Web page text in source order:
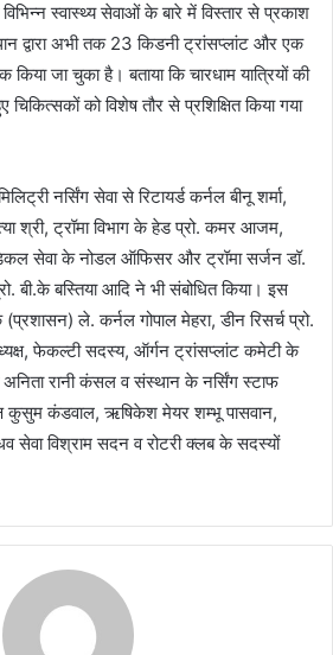
स्वास्थ्य सेवाओं के बारे में विस्तार से प्रकाश
द्वारा अभी तक 23 किडनी ट्रांसप्लांट और एक
किया जा चुका है। बताया कि चारधाम यात्रियों की
को विशेष तौर से प्रशिक्षित किया गया
नर्सिंग सेवा से रिटायर्ड कर्नल बीनू शर्मा,
श्री, ट्रॉमा विभाग के हेड प्रो. कमर आजम,
सेवा के नोडल ऑफिसर और ट्रॉमा सर्जन डॉ.
बी.के बस्तिया आदि ने भी संबोधित किया। इस
ले. कर्नल गोपाल मेहरा, डीन रिसर्च प्रो.
फेकल्टी सदस्य, ऑर्गन ट्रांसप्लांट कमेटी के
रानी कंसल व संस्थान के नर्सिंग स्टाफ
कुसुम कंडवाल, ऋषिकेश मेयर शम्भू पासवान,
सेवा विश्राम सदन व रोटरी क्लब के सदस्यों